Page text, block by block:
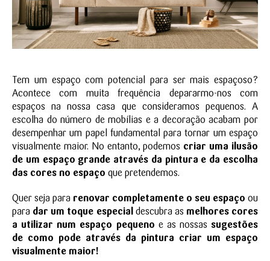
Tem um espaço com potencial para ser mais espaçoso?
Acontece com muita frequência depararmo-nos com
espaços na nossa casa que consideramos pequenos. A
escolha do número de mobílias e a decoração acabam por
desempenhar um papel fundamental para tornar um espaço
visualmente maior. No entanto, podemos criar uma ilusão
de um espaço grande através da pintura e da escolha
das cores no espaço que pretendemos.
Quer seja para renovar completamente o seu espaço ou
para dar um toque especial descubra as melhores cores
a utilizar num espaço pequeno e as nossas sugestões
de como pode através da pintura criar um espaço
visualmente maior!